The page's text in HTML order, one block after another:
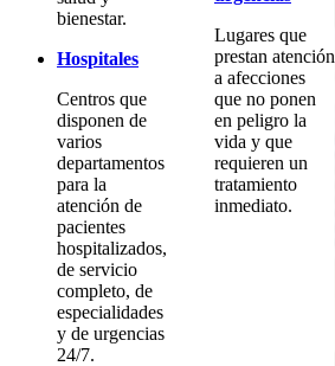
bienestar.
Hospitales
Centros que
disponen de
varios
departamentos
para la
atención de
pacientes
hospitalizados,
de servicio
completo, de
especialidades
y de urgencias
24/7.
Lugares que
prestan atención
a afecciones
que no ponen
en peligro la
vida y que
requieren un
tratamiento
inmediato.